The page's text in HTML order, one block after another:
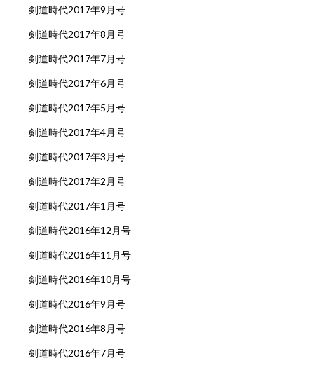
剣道時代2017年9月号
剣道時代2017年8月号
剣道時代2017年7月号
剣道時代2017年6月号
剣道時代2017年5月号
剣道時代2017年4月号
剣道時代2017年3月号
剣道時代2017年2月号
剣道時代2017年1月号
剣道時代2016年12月号
剣道時代2016年11月号
剣道時代2016年10月号
剣道時代2016年9月号
剣道時代2016年8月号
剣道時代2016年7月号